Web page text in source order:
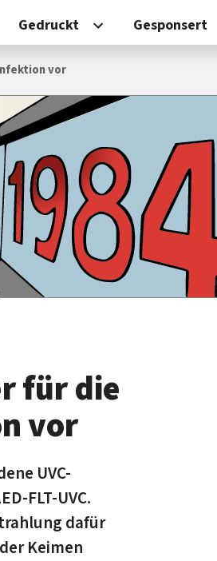
Gedruckt Gesponsert
vor
für die
vor
UVC-
FLT-UVC.
dafür
Keimen